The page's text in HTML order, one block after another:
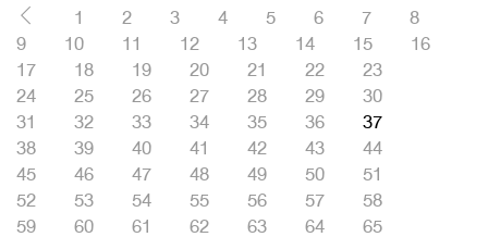
1 2 3 4 5 6 7
8
9
10 11 12 13 14 15
16
17
18 19 20 21 22
23
24
25 26 27 28 29
30
31
32 33 34 35 36
37
38
39 40 41 42 43
44
45
46 47 48 49 50
51
52
53 54 55 56 57
58
59
60 61 62 63 64
65